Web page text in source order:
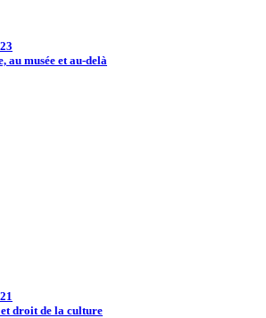
musée et au‑delà
et droit de la culture